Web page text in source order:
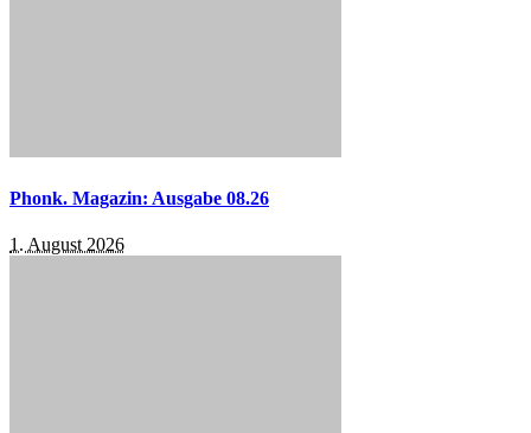
Phonk. Magazin: Ausgabe 08.26
1. August 2026